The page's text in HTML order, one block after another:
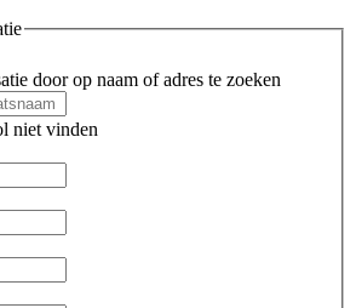
door op naam of adres te zoeken
niet vinden